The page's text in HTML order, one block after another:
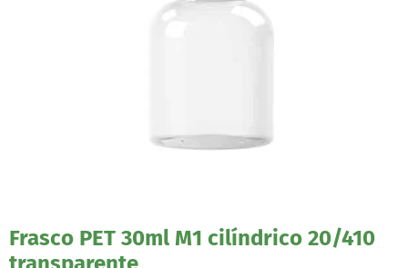
Frasco PET 30ml M1 cilíndrico 20/410